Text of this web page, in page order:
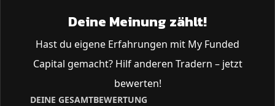
Deine Meinung zählt!
Hast du eigene Erfahrungen mit My Funded
Capital gemacht? Hilf anderen Tradern – jetzt
bewerten!
DEINE GESAMTBEWERTUNG